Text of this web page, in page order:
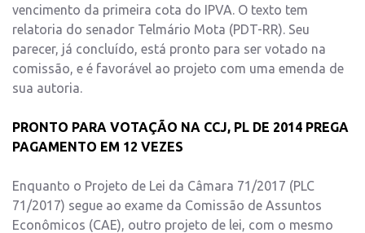
vencimento da primeira cota do IPVA. O texto tem
relatoria do senador Telmário Mota (PDT-RR). Seu
parecer, já concluído, está pronto para ser votado na
comissão, e é favorável ao projeto com uma emenda de
sua autoria.
PRONTO PARA VOTAÇÃO NA CCJ, PL DE 2014 PREGA
PAGAMENTO EM 12 VEZES
Enquanto o Projeto de Lei da Câmara 71/2017 (PLC
71/2017) segue ao exame da Comissão de Assuntos
Econômicos (CAE), outro projeto de lei, com o mesmo